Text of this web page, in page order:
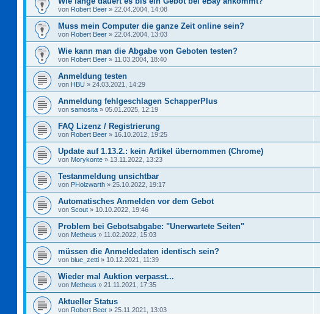
von Robert Beer » 22.04.2004, 14:08
Muss mein Computer die ganze Zeit online sein?
von Robert Beer » 22.04.2004, 13:03
Wie kann man die Abgabe von Geboten testen?
von Robert Beer » 11.03.2004, 18:40
Anmeldung testen
von HBU » 24.03.2021, 14:29
Anmeldung fehlgeschlagen SchapperPlus
von samosita » 05.01.2025, 12:19
FAQ Lizenz / Registrierung
von Robert Beer » 16.10.2012, 19:25
Update auf 1.13.2.: kein Artikel übernommen (Chrome)
von Morykonte » 13.11.2022, 13:23
Testanmeldung unsichtbar
von PHolzwarth » 25.10.2022, 19:17
Automatisches Anmelden vor dem Gebot
von Scout » 10.10.2022, 19:46
Problem bei Gebotsabgabe: "Unerwartete Seiten"
von Metheus » 11.02.2022, 15:03
müssen die Anmeldedaten identisch sein?
von blue_zetti » 10.12.2021, 11:39
Wieder mal Auktion verpasst...
von Metheus » 21.11.2021, 17:35
Aktueller Status
von Robert Beer » 25.11.2021, 13:03